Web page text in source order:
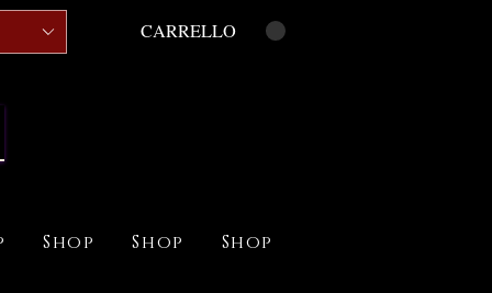
CARRELLO
Shop Shop Shop